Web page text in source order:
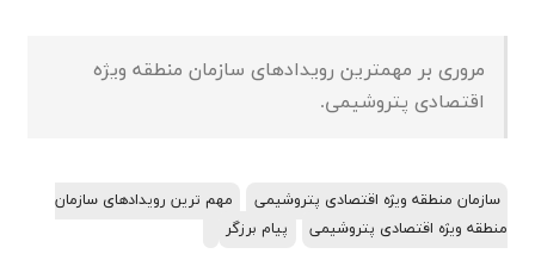
مروری بر مهمترین رویدادهای سازمان منطقه ویژه
اقتصادی پتروشیمی.
سازمان منطقه ویژه اقتصادی پتروشیمی
مهم ترین رویدادهای سازمان
منطقه ویژه اقتصادی پتروشیمی
پیام برزگر